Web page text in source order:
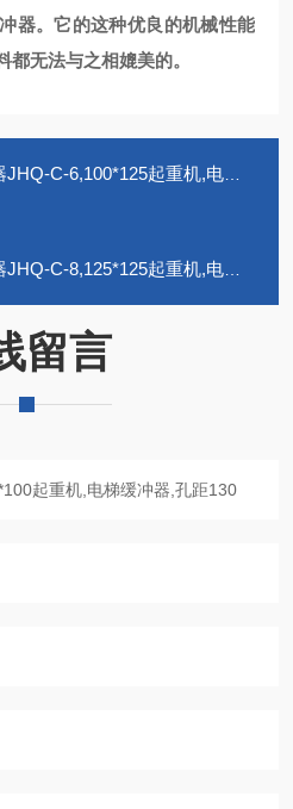
器。它的这种优良的机械性能
无法与之相媲美的。
6,100*125起重机,电梯缓冲器,孔距100
8,125*125起重机,电梯缓冲器,孔距130
留言